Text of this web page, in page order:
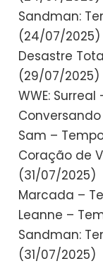
Sandman:
(24/07/2025)
Desastre
(29/07/2025)
WWE:
Sam –
Coração de
(31/07/2025)
Marcada –
Leanne –
Sandman:
(31/07/2025)